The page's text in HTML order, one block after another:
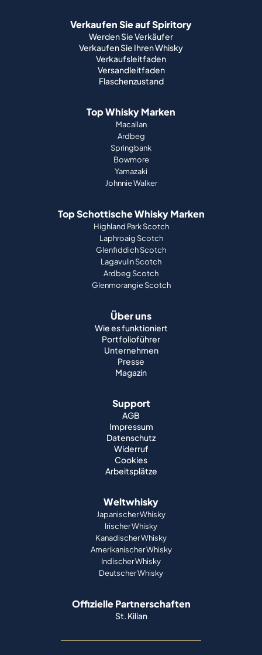
Verkaufen Sie auf Spiritory
Werden Sie Verkäufer
Verkaufen Sie Ihren Whisky
Verkaufsleitfaden
Versandleitfaden
Flaschenzustand
Top Whisky Marken
Macallan
Ardbeg
Springbank
Bowmore
Yamazaki
Johnnie Walker
Top Schottische Whisky Marken
Highland Park Scotch
Laphroaig Scotch
Glenfiddich Scotch
Lagavulin Scotch
Ardbeg Scotch
Glenmorangie Scotch
Über uns
Wie es funktioniert
Portfolioführer
Unternehmen
Presse
Magazin
Support
AGB
Impressum
Datenschutz
Widerruf
Cookies
Arbeitsplätze
Weltwhisky
Japanischer Whisky
Irischer Whisky
Kanadischer Whisky
Amerikanischer Whisky
Indischer Whisky
Deutscher Whisky
Offizielle Partnerschaften
St. Kilian